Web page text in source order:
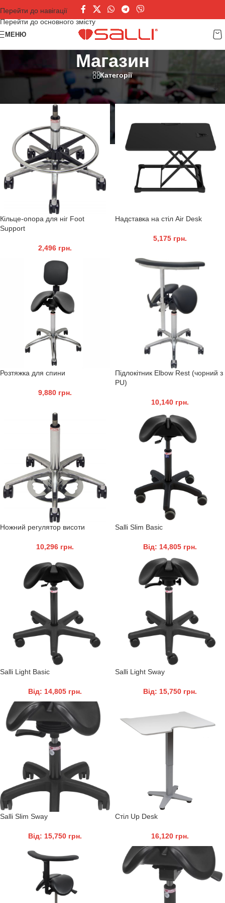
Перейти до навігації
Перейти до основного змісту
МЕНЮ
Магазин
Категорії
Кільце-опора для ніг Foot
Support
2,496 грн.
Надставка на стіл Air Desk
5,175 грн.
Розтяжка для спини
9,880 грн.
Підлокітник Elbow Rest (чорний з
PU)
10,140 грн.
Ножний регулятор висоти
10,296 грн.
Salli Slim Basic
Від: 14,805 грн.
Salli Light Basic
Від: 14,805 грн.
Salli Light Sway
Від: 15,750 грн.
Salli Slim Sway
Від: 15,750 грн.
Стіл Up Desk
16,120 грн.